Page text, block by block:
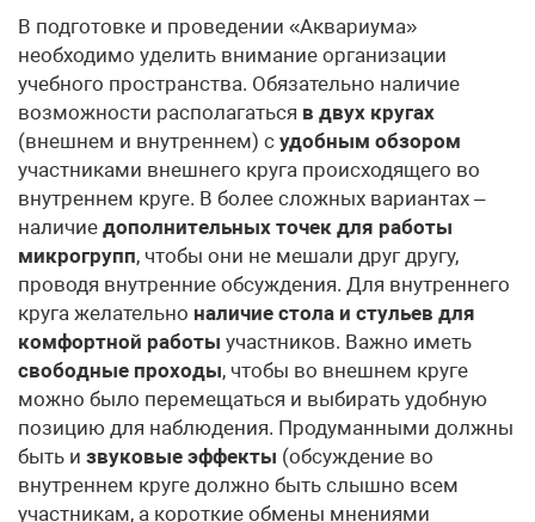
В подготовке и проведении «Аквариума»
необходимо уделить внимание организации
учебного пространства. Обязательно наличие
возможности располагаться в двух кругах
(внешнем и внутреннем) с удобным обзором
участниками внешнего круга происходящего во
внутреннем круге. В более сложных вариантах –
наличие дополнительных точек для работы
микрогрупп, чтобы они не мешали друг другу,
проводя внутренние обсуждения. Для внутреннего
круга желательно наличие стола и стульев для
комфортной работы участников. Важно иметь
свободные проходы, чтобы во внешнем круге
можно было перемещаться и выбирать удобную
позицию для наблюдения. Продуманными должны
быть и звуковые эффекты (обсуждение во
внутреннем круге должно быть слышно всем
участникам, а короткие обмены мнениями